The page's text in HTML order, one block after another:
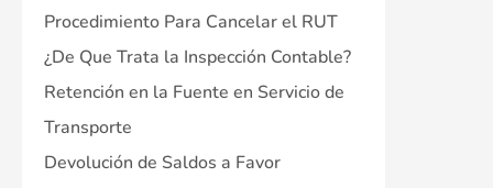
Procedimiento Para Cancelar el RUT
¿De Que Trata la Inspección Contable?
Retención en la Fuente en Servicio de
Transporte
Devolución de Saldos a Favor